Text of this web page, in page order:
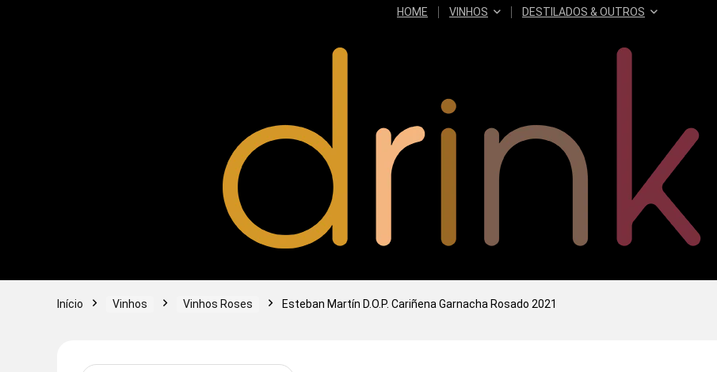
HOME VINHOS DESTILADOS & OUTROS
Início Vinhos Vinhos Roses Esteban Martín D.O.P. Cariñena Garnacha Rosado 2021